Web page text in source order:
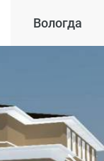
Вологда